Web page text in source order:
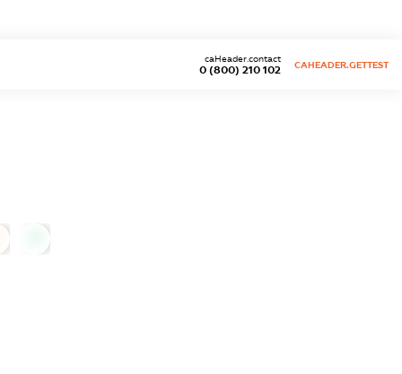
0 (800) 210 102
caHeader.contact
CAHEADER.GETTEST